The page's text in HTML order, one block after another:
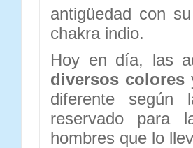
antigüedad con
chakra indio.
Hoy en día, las
diversos colores
diferente
reservado para
hombres que lo